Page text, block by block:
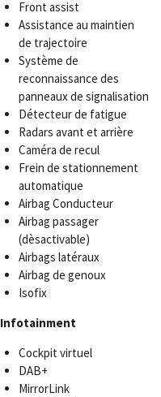
Front assist
Assistance au maintien
de trajectoire
Système de
reconnaissance des
panneaux de signalisation
Détecteur de fatigue
Radars avant et arrière
Caméra de recul
Frein de stationnement
automatique
Airbag Conducteur
Airbag passager
(dèsactivable)
Airbags latéraux
Airbag de genoux
Isofix
Infotainment
Cockpit virtuel
DAB+
MirrorLink